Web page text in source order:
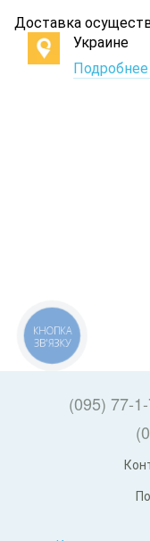
Доставка
Украине
(095) 77-
КНОПКА
ЗВ'ЯЗКУ